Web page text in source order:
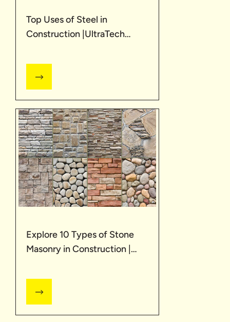
Top Uses of Steel in
Construction |UltraTech
Explore 10 Types of Stone
Masonry in Construction |